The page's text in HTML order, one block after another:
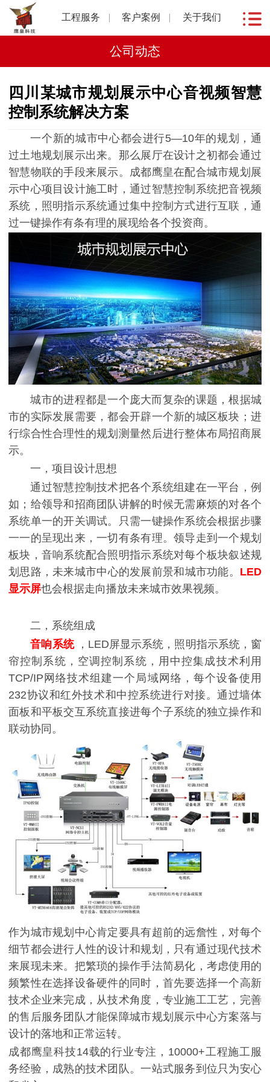
工程服务 客户案例 关于我们
公司动态
四川某城市规划展示中心音视频智慧
控制系统解决方案
一个新的城市中心都会进行5—10年的规划，通
过土地规划展示出来。那么展厅在设计之初都会通过
智慧物联的手段来展示。成都鹰皇在配合城市规划展
示中心项目设计施工时，通过智慧控制系统把音视频
系统，照明指示系统通过集中控制方式进行互联，通
过一键操作有条有理的展现给各个投资商。
城市的进程都是一个庞大而复杂的课题，根据城
市的实际发展需要，都会开辟一个新的城区板块；进
行综合性合理性的规划测量然后进行整体布局招商展
示。
一，项目设计思想
通过智慧控制技术把各个系统组建在一平台，例
如；给领导和招商团队讲解的时候无需麻烦的对各个
系统单一的开关调试。只需一键操作系统会根据步骤
一一的呈现出来，一切有条有理。领导走到一个规划
板块，音响系统配合照明指示系统对每个板块叙述规
划思路，未来城市中心的发展前景和城市功能。 LED
显示屏也会根据走向播放未来城市效果视频。
二，系统组成
音响系统，LED屏显示系统，照明指示系统，窗
帘控制系统，空调控制系统，用中控集成技术利用
TCP/IP网络技术组建一个局域网络，每个设备使用
232协议和红外技术和中控系统进行对接。通过墙体
面板和平板交互系统直接进每个子系统的独立操作和
联动协同。
作为城市规划中心肯定要具有超前的远詹性，对每个
细节都会进行人性的设计和规划，只有通过现代技术
来展现未来。把繁琐的操作手法简易化，考虑使用的
频繁性在选择设备硬件的同时，首先要选择一个高新
技术企业来完成，从技术角度，专业施工工艺，完善
的售后服务团队才能保障城市规划展示中心方案落与
设计的落地和正常运转。
成都鹰皇科技14载的行业专注，10000+工程施工服
务经验，成熟的技术团队。一站式服务到位只为安心